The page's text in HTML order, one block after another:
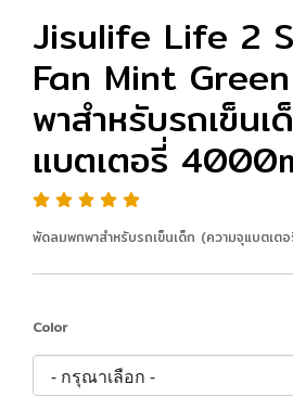
Jisulife Life 2
Fan Mint
พาสำหรับรถเข็น
แบตเตอรี่
พัดลมพกพาสำหรับรถเข็นเด็ก (ความจุแบตเ
Color